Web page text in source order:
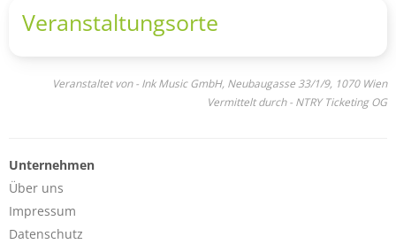
Veranstaltungsorte
Veranstaltet von - Ink Music GmbH, Neubaugasse 33/1/9, 1070 Wien
Vermittelt durch - NTRY Ticketing OG
Unternehmen
Über uns
Impressum
Datenschutz